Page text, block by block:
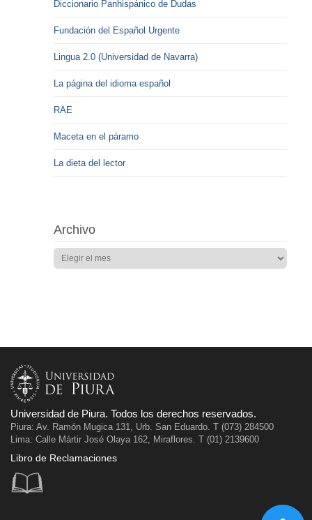
Diccionario Panhispánico de Dudas
Fundación del Español Urgente
Lingua 2.0 (Universidad de Navarra)
La página del idioma español
RAE
Maceta en el páramo
La dieta del lector
Archivo
Universidad de Piura. Todos los derechos reservados.
Piura: Av. Ramón Mugica 131, Urb. San Eduardo. T (073) 284500
Lima: Calle Mártir José Olaya 162, Miraflores. T (01) 2139600
Libro de Reclamaciones